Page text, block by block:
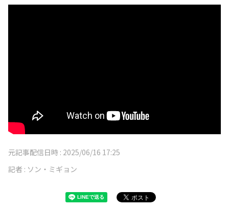
元記事配信日時 : 2025/06/16 17:25
記者 : ソン・ミギョン